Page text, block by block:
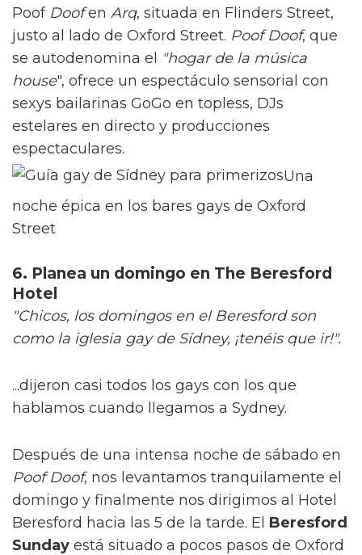
Poof Doofen Arq, situada en Flinders Street,
justo al lado de Oxford Street. Poof Doof, que
se autodenomina el "hogar de la música
house", ofrece un espectáculo sensorial con
sexys bailarinas GoGo en topless, DJs
estelares en directo y producciones
espectaculares.
Una
noche épica en los bares gays de Oxford
Street
6. Planea un domingo en The Beresford
Hotel
"Chicos, los domingos en el Beresford son
como la iglesia gay de Sídney, ¡tenéis que ir!".
...dijeron casi todos los gays con los que
hablamos cuando llegamos a Sydney.
Después de una intensa noche de sábado en
Poof Doof, nos levantamos tranquilamente el
domingo y finalmente nos dirigimos al Hotel
Beresford hacia las 5 de la tarde. El Beresford
Sunday está situado a pocos pasos de Oxford